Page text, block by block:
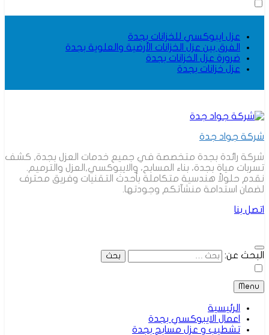
عزل ايبوكسي للخزانات بجدة
الفرق بين عزل الخزانات الأرضية والعلوية بجدة
ضرورة عزل الخزانات بجدة
عزل خزانات بجدة
شركة جواد جدة
شركة رائدة بجدة متخصصة في جميع خدمات العزل بجدة, كشف
تسربات مياة بجدة، بناء المسابح، والايبوكسي,العزل والترميم.
نقدم حلولاً هندسية متكاملة بأحدث التقنيات وفريق محترف
لضمان استدامة منشآتكم وجودتها.
اتصل بنا
البحث عن:
Menu
الرئيسية
اعمال الايبوكسي بجدة
تشطيب و عزل مسابح بجدة